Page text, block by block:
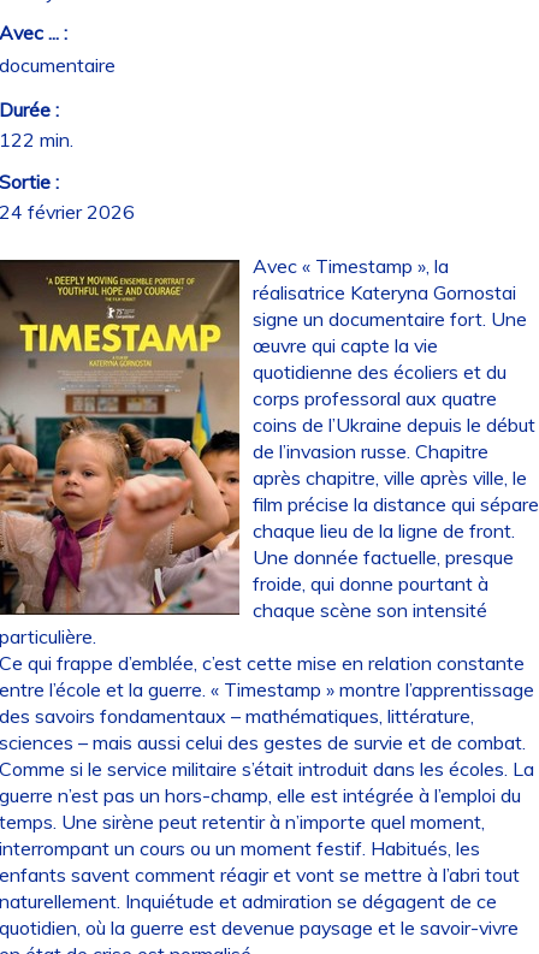
... :
:
min.
:
février 2026
Avec « Timestamp », la
réalisatrice Kateryna Gornostai
signe un documentaire fort. Une
œuvre qui capte la vie
quotidienne des écoliers et du
corps professoral aux quatre
coins de l’Ukraine depuis le début
de l’invasion russe. Chapitre
après chapitre, ville après ville, le
film précise la distance qui sépare
chaque lieu de la ligne de front.
Une donnée factuelle, presque
froide, qui donne pourtant à
chaque scène son intensité
qui frappe d’emblée, c’est cette mise en relation constante
l’école et la guerre. « Timestamp » montre l’apprentissage
savoirs fondamentaux – mathématiques, littérature,
– mais aussi celui des gestes de survie et de combat.
si le service militaire s’était introduit dans les écoles. La
n’est pas un hors-champ, elle est intégrée à l’emploi du
Une sirène peut retentir à n’importe quel moment,
un cours ou un moment festif. Habitués, les
savent comment réagir et vont se mettre à l’abri tout
Inquiétude et admiration se dégagent de ce
où la guerre est devenue paysage et le savoir-vivre